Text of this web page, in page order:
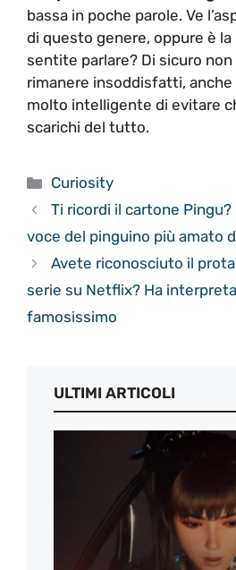
bassa in poche parole. Ve
di questo genere, oppure è
sentite parlare? Di sicuro non
rimanere insoddisfatti,
molto intelligente di evitare
scarichi del tutto.
Categorie
Curiosity
Ti ricordi il cartone Pingu?
voce del pinguino più amato
Avete riconosciuto il
serie su Netflix? Ha
famosissimo
ULTIMI ARTICOLI